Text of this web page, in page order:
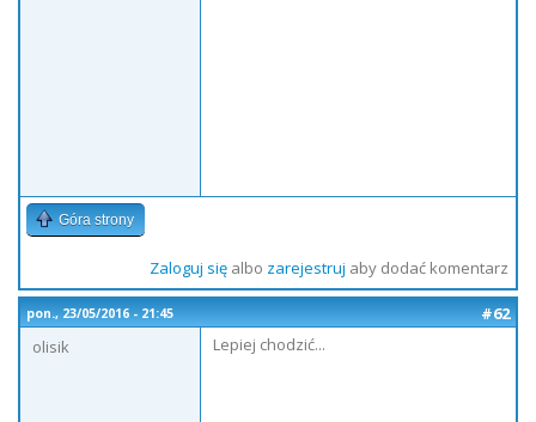
Góra strony
Zaloguj sięalbo zarejestruj aby dodać komentarz
pon., 23/05/2016 - 21:45
#62
olisik
Lepiej chodzić...